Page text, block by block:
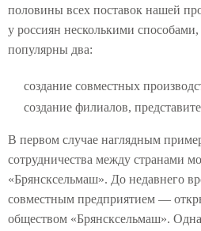
половины всех поставок нашей
у россиян несколькими
популярны два:
создание совместных
создание филиалов,
В первом случае наглядным
сотрудничества между странами
«Брянсксельмаш». До недавнего
совместным предприятием —
обществом «Брянсксельмаш».